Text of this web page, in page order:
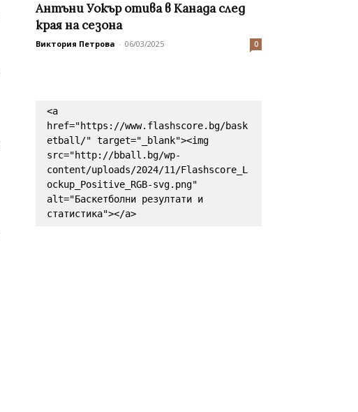
Антъни Уокър отива в Канада след
края на сезона
Виктория Петрова - 06/03/2025 0
<a
href="https://www.flashscore.bg/bask
etball/" target="_blank"><img
src="http://bball.bg/wp-
content/uploads/2024/11/Flashscore_L
ockup_Positive_RGB-svg.png"
alt="Баскетболни резултати и
статистика"></a>